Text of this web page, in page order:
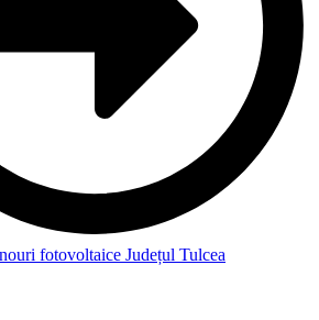
fotovoltaice Județul Tulcea